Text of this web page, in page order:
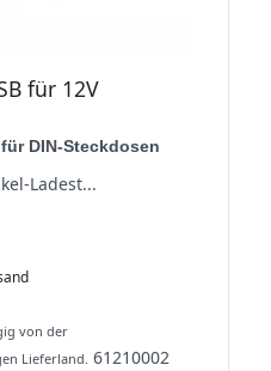
für 12V
DIN-Steckdosen
Ladest...
von der
Lieferland. 61210002